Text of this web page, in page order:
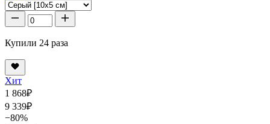
Купили 24 раза
Хит
1 868₽
9 339₽
−80%